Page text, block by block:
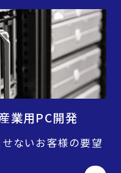
業用PC開発
ないお客様の要望